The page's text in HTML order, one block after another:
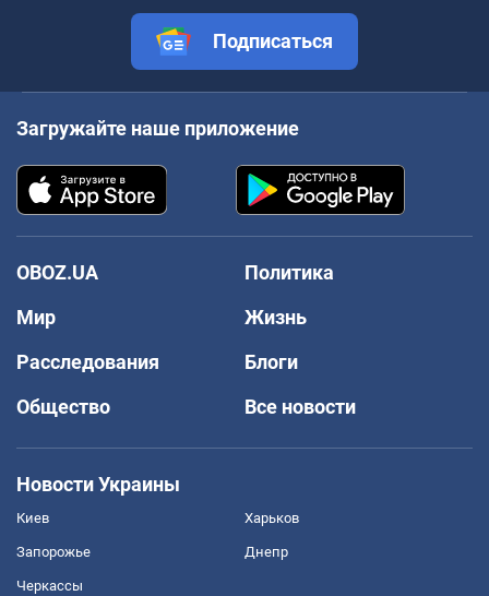
Подписаться
Загружайте наше приложение
OBOZ.UA
Политика
Мир
Жизнь
Расследования
Блоги
Общество
Все новости
Новости Украины
Киев Харьков
Запорожье Днепр
Черкассы